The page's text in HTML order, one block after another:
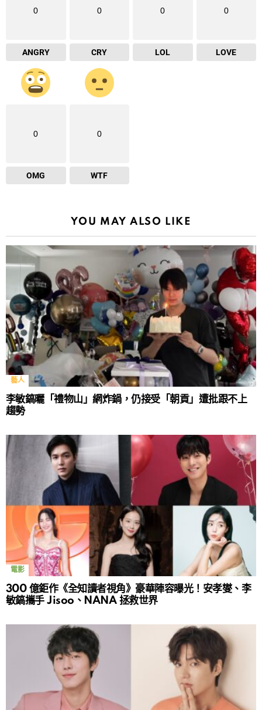
0
ANGRY
0
CRY
0
LOL
0
LOVE
0
OMG
0
WTF
YOU MAY ALSO LIKE
藝人
李敏鎬曬「禮物山」網炸鍋，仍接受「朝貢」遭批跟不上
趨勢
電影
300 億鉅作《全知讀者視角》豪華陣容曝光！安孝燮、李
敏鎬攜手 Jisoo、NANA 拯救世界